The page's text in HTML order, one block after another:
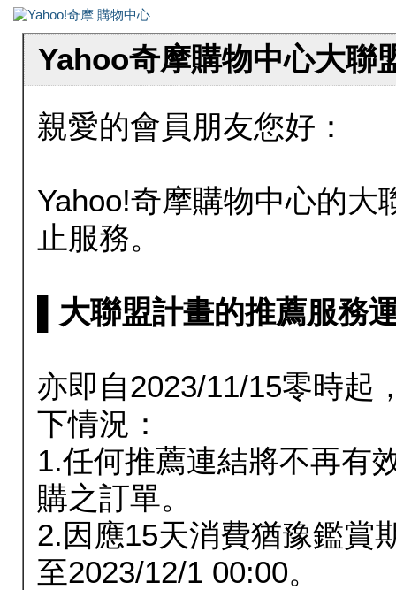
Yahoo奇摩購物中心大聯
親愛的會員朋友您好：
Yahoo!奇摩購物中心的大
止服務。
▌大聯盟計畫的推薦服務
亦即自2023/11/15零時起
下情況：
1.任何推薦連結將不再有
購之訂單。
2.因應15天消費猶豫鑑賞
至2023/12/1 00:00。